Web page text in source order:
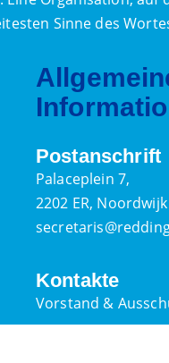
Sinne des
Postanschrift
Palaceplein 7,
2202 ER, Noordwijk
Kontakte
Vorstand &